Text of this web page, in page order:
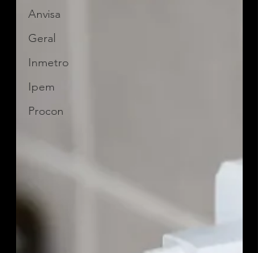
Anvisa
Geral
Inmetro
Ipem
Procon